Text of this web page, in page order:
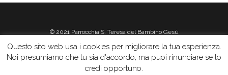
© 2021 Parrocchia S. Teresa del Bambino Gesù
Questo sito web usa i cookies per migliorare la tua esperienza.
Noi presumiamo che tu sia d'accordo, ma puoi rinunciare se lo
credi opportuno.